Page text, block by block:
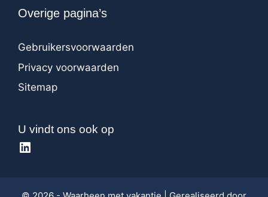
Overige pagina’s
Gebruikersvoorwaarden
Privacy voorwaarden
Sitemap
U vindt ons ook op
LinkedIn